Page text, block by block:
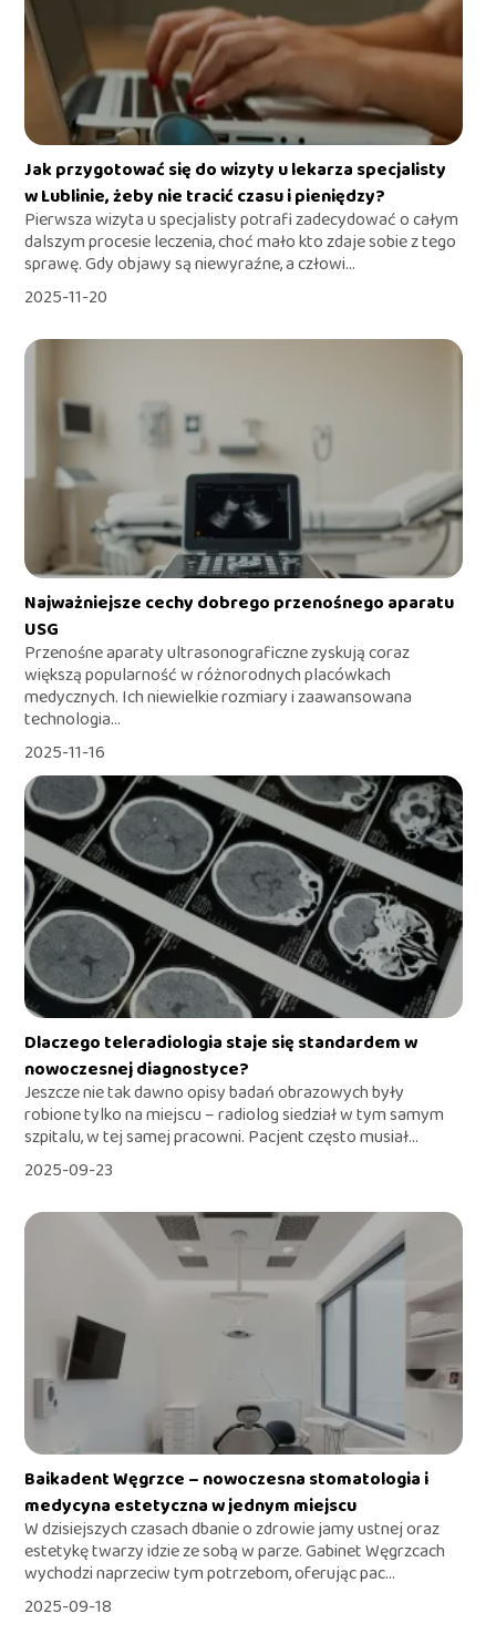
Jak przygotować się do wizyty u lekarza specjalisty
w Lublinie, żeby nie tracić czasu i pieniędzy?
Pierwsza wizyta u specjalisty potrafi zadecydować o całym
dalszym procesie leczenia, choć mało kto zdaje sobie z tego
sprawę. Gdy objawy są niewyraźne, a człowi...
2025-11-20
Najważniejsze cechy dobrego przenośnego aparatu
USG
Przenośne aparaty ultrasonograficzne zyskują coraz
większą popularność w różnorodnych placówkach
medycznych. Ich niewielkie rozmiary i zaawansowana
technologia...
2025-11-16
Dlaczego teleradiologia staje się standardem w
nowoczesnej diagnostyce?
Jeszcze nie tak dawno opisy badań obrazowych były
robione tylko na miejscu – radiolog siedział w tym samym
szpitalu, w tej samej pracowni. Pacjent często musiał...
2025-09-23
Baikadent Węgrzce – nowoczesna stomatologia i
medycyna estetyczna w jednym miejscu
W dzisiejszych czasach dbanie o zdrowie jamy ustnej oraz
estetykę twarzy idzie ze sobą w parze. Gabinet Węgrzcach
wychodzi naprzeciw tym potrzebom, oferując pac...
2025-09-18